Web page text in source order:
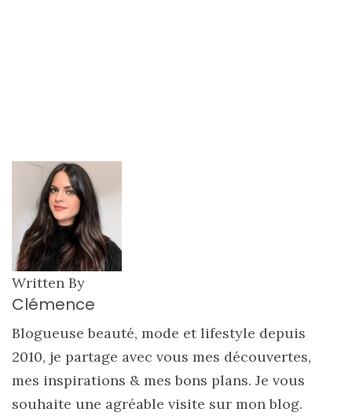
Written By
Clémence
Blogueuse beauté, mode et lifestyle depuis
2010, je partage avec vous mes découvertes,
mes inspirations & mes bons plans. Je vous
souhaite une agréable visite sur mon blog.